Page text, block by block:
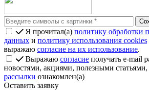
Я прочитал(а) политику обработки
данных и политику использования cookies
выражаю согласие на их использование.
Выражаю согласие получать e-mail
новостями, акциями, полезными статьями,
рассылки ознакомлен(а)
Оставить заявку